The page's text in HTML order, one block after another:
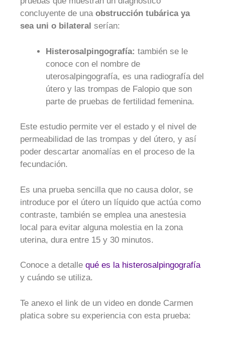
concluyente de una obstrucción tubárica ya
sea uni o bilateral serían:
Histerosalpingografía: también se le
conoce con el nombre de
uterosalpingografía, es una radiografía del
útero y las trompas de Falopio que son
parte de pruebas de fertilidad femenina.
Este estudio permite ver el estado y el nivel de
permeabilidad de las trompas y del útero, y así
poder descartar anomalías en el proceso de la
fecundación.
Es una prueba sencilla que no causa dolor, se
introduce por el útero un líquido que actúa como
contraste, también se emplea una anestesia
local para evitar alguna molestia en la zona
uterina, dura entre 15 y 30 minutos.
Conoce a detalle qué es la histerosalpingografía
y cuándo se utiliza.
Te anexo el link de un video en donde Carmen
platica sobre su experiencia con esta prueba: